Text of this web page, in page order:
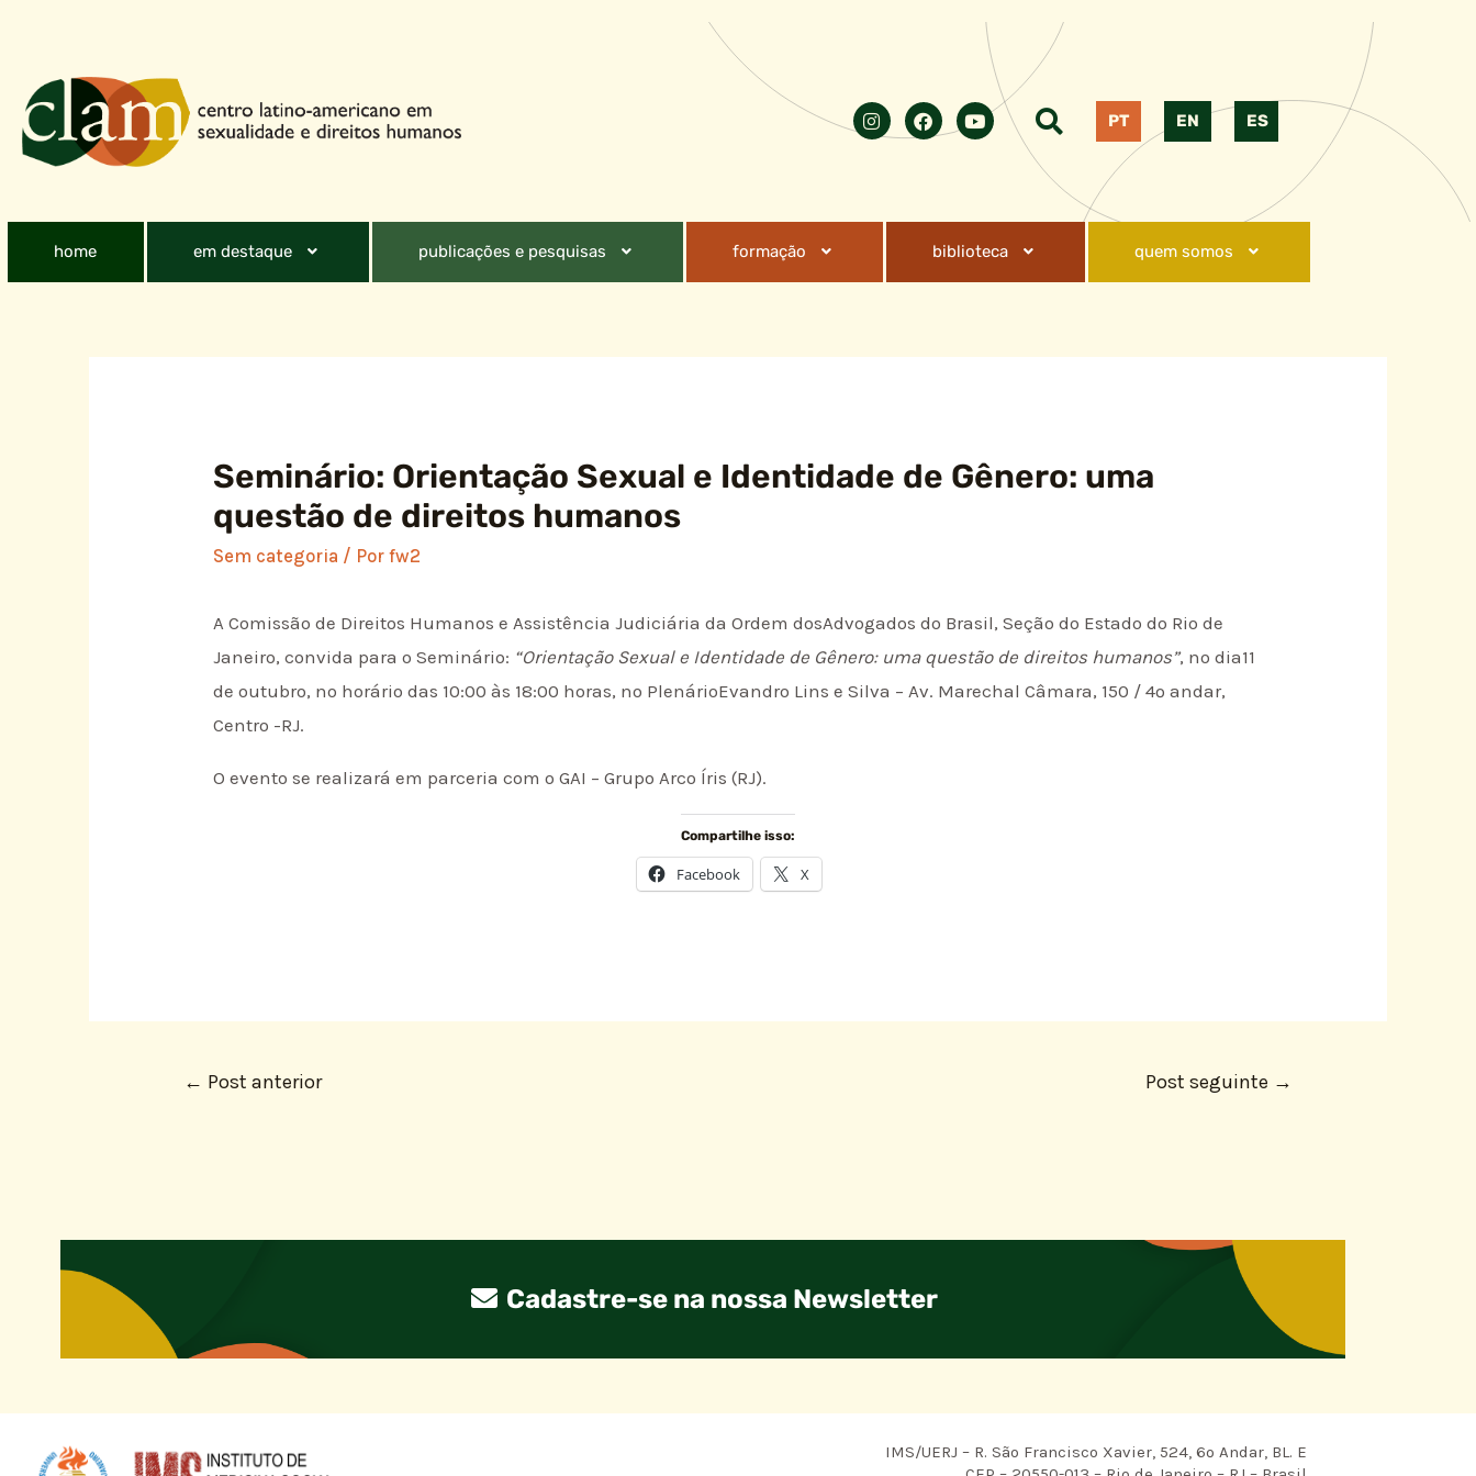
PT EN ES
home em destaque publicações e pesquisas formação biblioteca quem somos
Seminário: Orientação Sexual e Identidade de Gênero: uma
questão de direitos humanos
Sem categoria / Porfw2
A Comissão de Direitos Humanos e Assistência Judiciária da Ordem dosAdvogados do Brasil, Seção do Estado do Rio de
Janeiro, convida para o Seminário: “Orientação Sexual e Identidade de Gênero: uma questão de direitos humanos”, no dia11
de outubro, no horário das 10:00 às 18:00 horas, no PlenárioEvandro Lins e Silva – Av. Marechal Câmara, 150 / 4º andar,
Centro -RJ.
O evento se realizará em parceria com o GAI – Grupo Arco Íris (RJ).
Compartilhe isso:
Facebook X
← Post anterior Post seguinte →
Cadastre-se na nossa Newsletter
IMS/UERJ – R. São Francisco Xavier, 524, 6º Andar, BL. E